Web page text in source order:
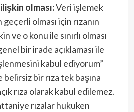
olması:Veri işlemek
olması için rızanın
ve o konu ile sınırlı olması
bir irade açıklaması ile
kabul ediyorum”
bir rıza tek başına
rıza olarak kabul edilemez.
rızalar hukuken